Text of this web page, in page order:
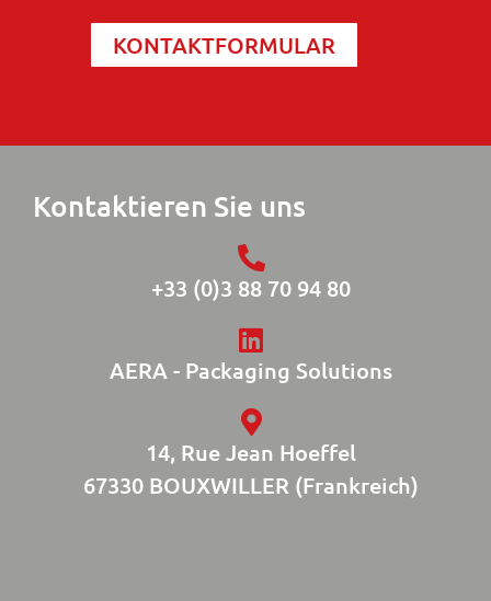
KONTAKTFORMULAR
Kontaktieren Sie uns
+33 (0)3 88 70 94 80
AERA - Packaging Solutions
14, Rue Jean Hoeffel
67330 BOUXWILLER (Frankreich)